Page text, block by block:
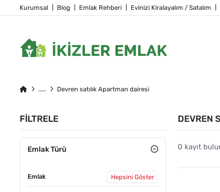
Kurumsal Blog Emlak Rehberi Evinizi Kiralayalım / Satalım
Devren satılık Apartman dairesi
FILTRELE
Emlak Türü
Emlak Hepsini Göster
DEVREN
0 kayıt